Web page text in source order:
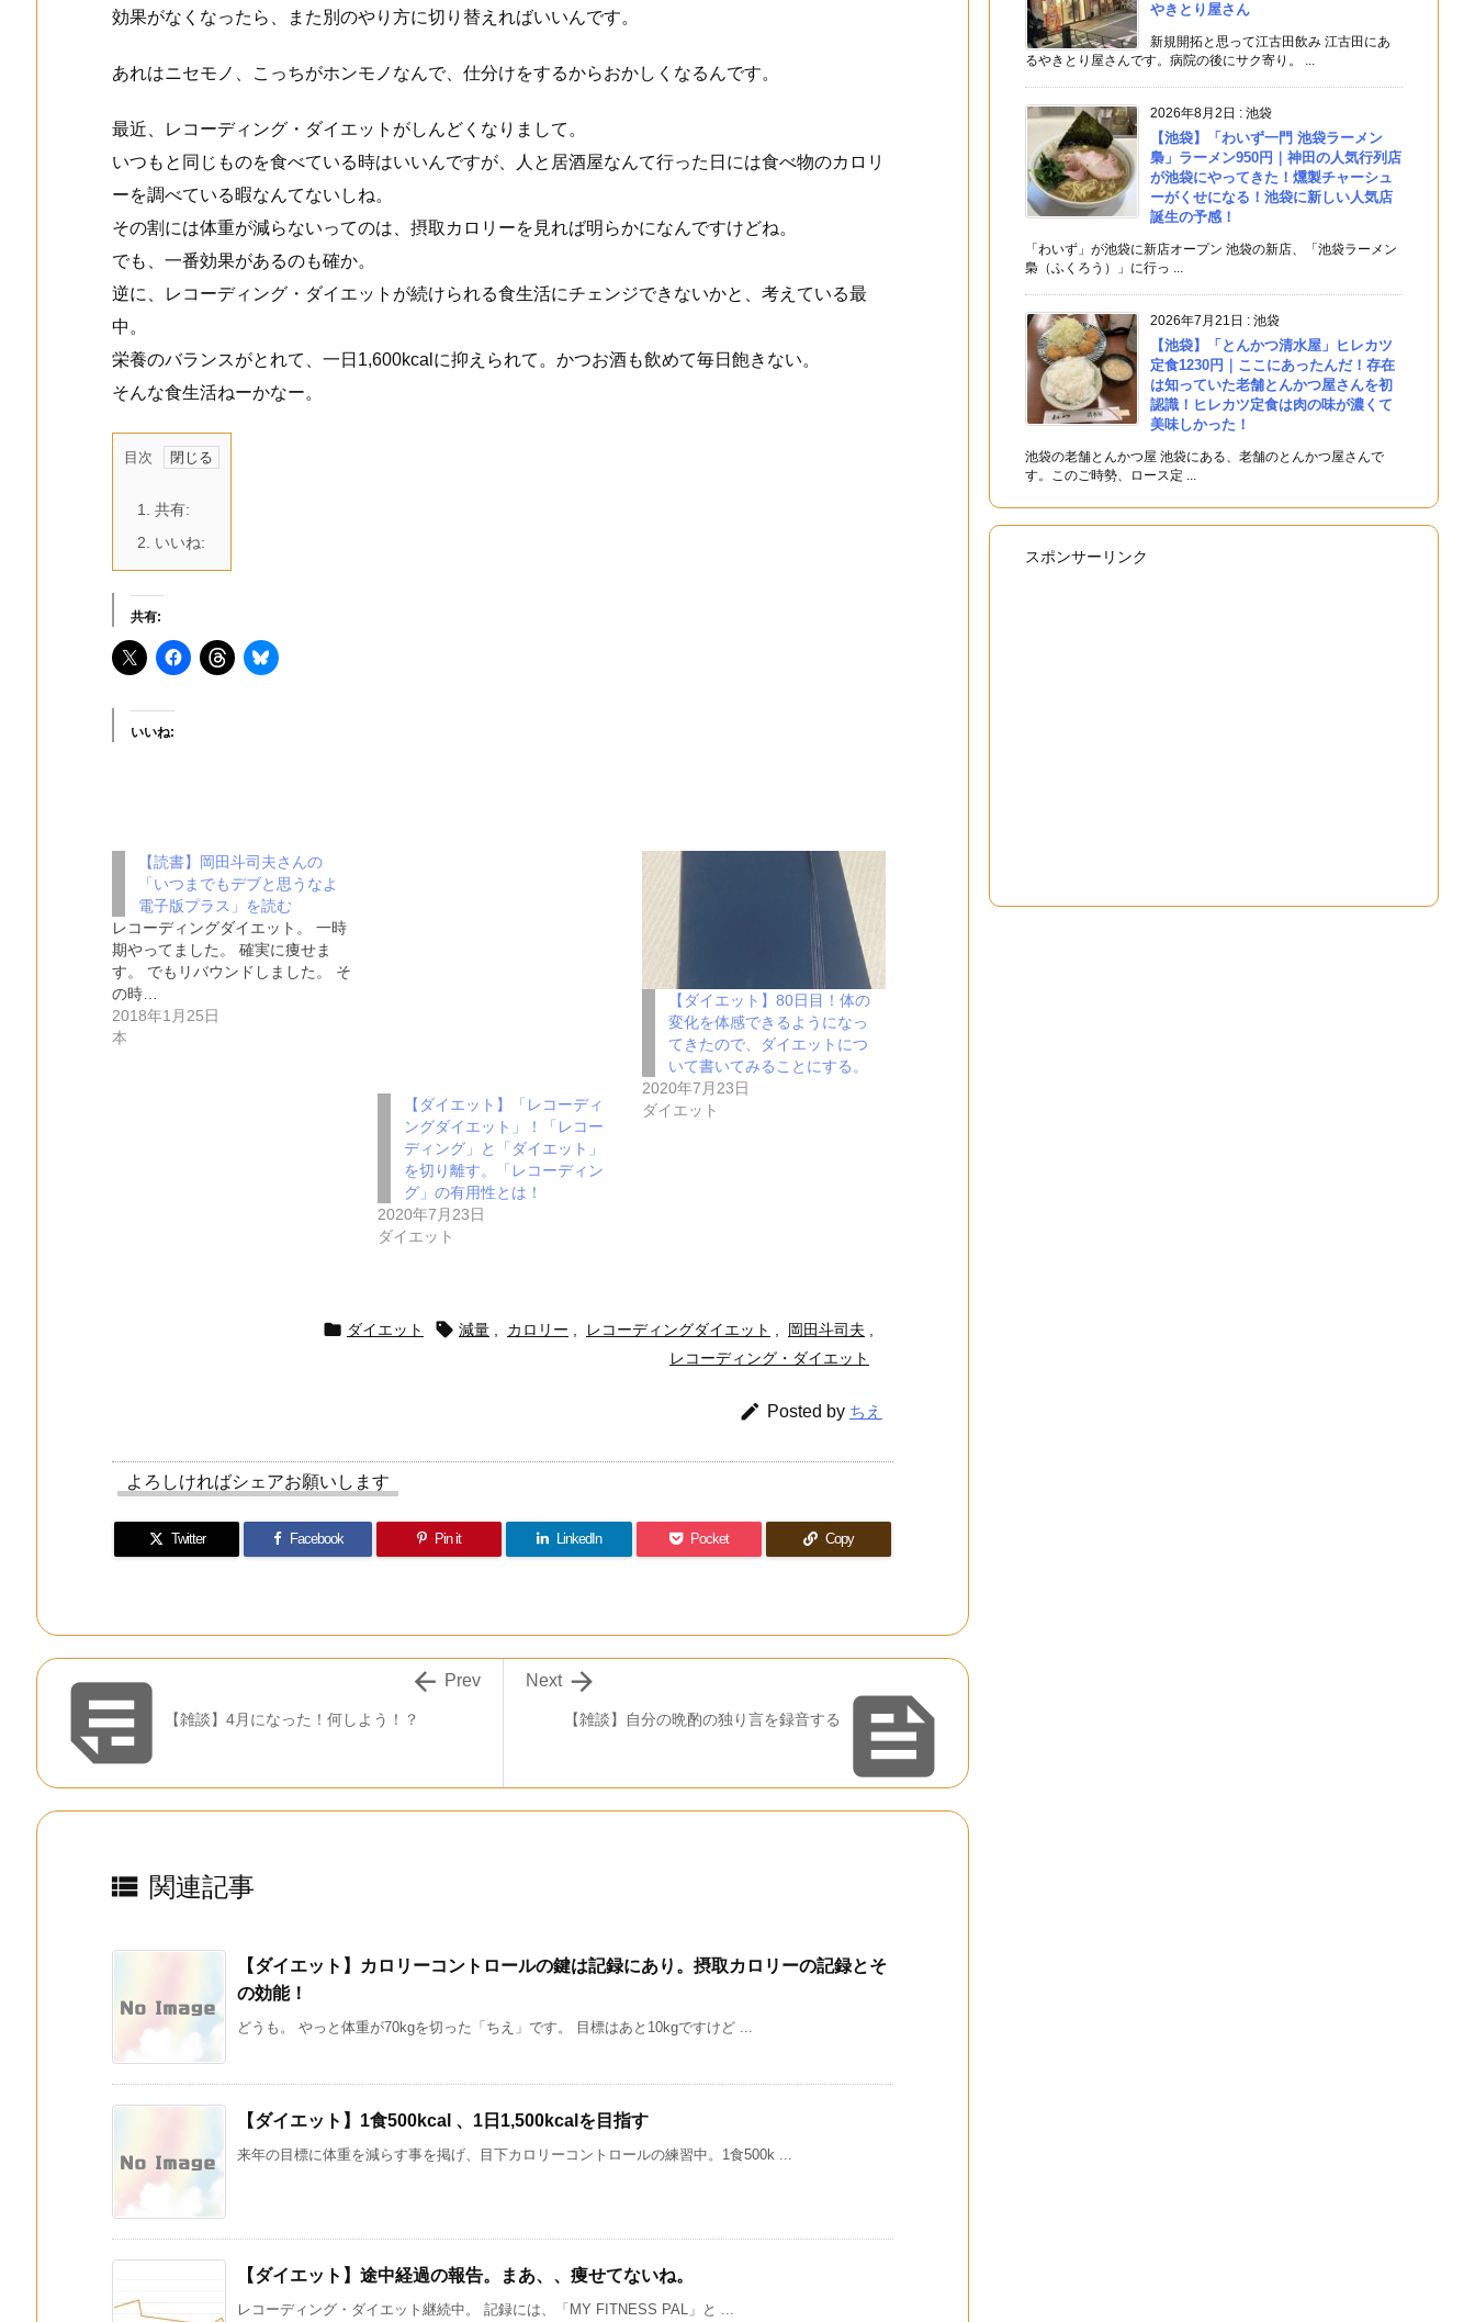
効果がなくなったら、また別のやり方に切り替えればいいんです。
あれはニセモノ、こっちがホンモノなんで、仕分けをするからおかしくなるんです。
最近、レコーディング・ダイエットがしんどくなりまして。
いつもと同じものを食べている時はいいんですが、人と居酒屋なんて行った日には食べ物のカロリ
ーを調べている暇なんてないしね。
その割には体重が減らないってのは、摂取カロリーを見れば明らかになんですけどね。
でも、一番効果があるのも確か。
逆に、レコーディング・ダイエットが続けられる食生活にチェンジできないかと、考えている最
中。
栄養のバランスがとれて、一日1,600kcalに抑えられて。かつお酒も飲めて毎日飽きない。
そんな食生活ねーかなー。
目次
1.
共有:
2.
いいね:
共有:
いいね:
【読書】岡田斗司夫さんの
「いつまでもデブと思うなよ
電子版プラス」を読む
レコーディングダイエット。 一時
期やってました。 確実に痩せま
す。 でもリバウンドしました。 そ
の時…
2018年1月25日
本
【ダイエット】「レコーディ
ングダイエット」！「レコー
ディング」と「ダイエット」
を切り離す。「レコーディン
グ」の有用性とは！
2020年7月23日
ダイエット
【ダイエット】80日目！体の
変化を体感できるようになっ
てきたので、ダイエットにつ
いて書いてみることにする。
2020年7月23日
ダイエット
 ダイエット  減量 カロリー レコーディングダイエット 岡田斗司夫
レコーディング・ダイエット
 Posted by ちえ
よろしければシェアお願いします
Twitter Facebook Pin it LinkedIn Pocket Copy

【雑談】自分の晩酌の独り言を録音する

Next
 【雑談】4月になった！何しよう！？
 Prev
 関連記事
【ダイエット】カロリーコントロールの鍵は記録にあり。摂取カロリーの記録とそ
の効能！
どうも。 やっと体重が70kgを切った「ちえ」です。 目標はあと10kgですけど ...
【ダイエット】1食500kcal 、1日1,500kcalを目指す
来年の目標に体重を減らす事を掲げ、目下カロリーコントロールの練習中。1食500k ...
【ダイエット】途中経過の報告。まあ、、痩せてないね。
レコーディング・ダイエット継続中。 記録には、「MY FITNESS PAL」と ...
やきとり屋さん
新規開拓と思って江古田飲み 江古田にあ
るやきとり屋さんです。病院の後にサク寄り。 ...
2026年8月2日 : 池袋
【池袋】「わいず一門 池袋ラーメン
梟」ラーメン950円｜神田の人気行列店
が池袋にやってきた！燻製チャーシュ
ーがくせになる！池袋に新しい人気店
誕生の予感！
「わいず」が池袋に新店オープン 池袋の新店、「池袋ラーメン
梟（ふくろう）」に行っ ...
2026年7月21日 : 池袋
【池袋】「とんかつ清水屋」ヒレカツ
定食1230円｜ここにあったんだ！存在
は知っていた老舗とんかつ屋さんを初
認識！ヒレカツ定食は肉の味が濃くて
美味しかった！
池袋の老舗とんかつ屋 池袋にある、老舗のとんかつ屋さんで
す。このご時勢、ロース定 ...
スポンサーリンク